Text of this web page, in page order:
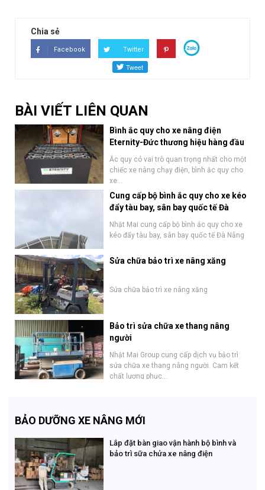
Chia sẻ
Facebook Twitter
BÀI VIẾT LIÊN QUAN
Bình ắc quy cho xe nâng điện
Eternity-Đức thương hiệu hàng đầu
tại Việt Nam
Ắc quy có vai trò quan trọng nhất cho một
chiếc xe nâng chạy điện, bình ắc quy cho
xe...
Cung cấp bộ bình ắc quy cho xe kéo
đẩy tàu bay, sân bay quốc tế Đà
Nẵng
Nhật Mai cung cấp bộ bình ắc quy cho xe
kéo đẩy tàu bay, sân bay quốc tế Đà Nẵng
Sửa chữa bảo trì xe nâng xăng
Sửa chữa bảo trì xe nâng xăng
Bảo trì sửa chữa xe thang nâng
người
Nhật Mai Group cung cấp dịch vụ bảo trì
sửa chữa xe thang nâng người. Cam kết
chất lượng phục...
BẢO DƯỠNG XE NÂNG MỚI
Lắp đặt bàn giao vận hành bộ bình và
bảo trì sữa chửa xe nâng điện